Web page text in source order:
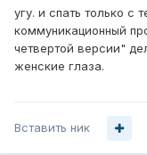
угу. и спать только с
коммуникационный
четвертой версии"
женские глаза.
Вставить ник